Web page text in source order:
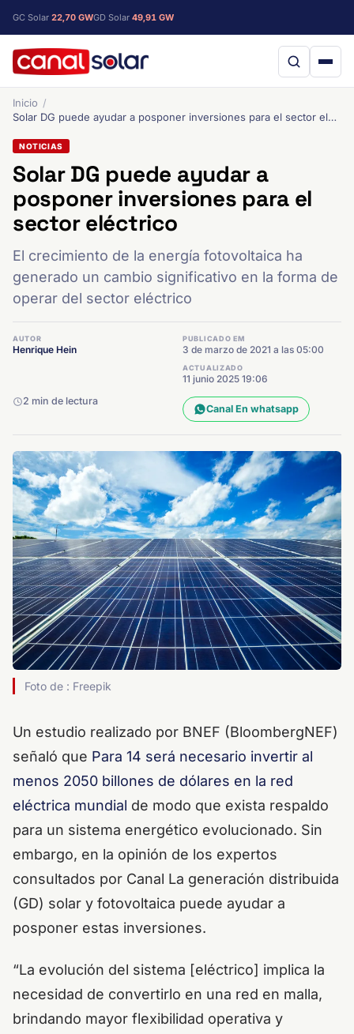
GC Solar 22,70 GWGD Solar 49,91 GW
Inicio
Solar DG puede ayudar a posponer inversiones para el sector eléctrico
NOTICIAS
Solar DG puede ayudar a
posponer inversiones para el
sector eléctrico
El crecimiento de la energía fotovoltaica ha
generado un cambio significativo en la forma de
operar del sector eléctrico
AUTOR
Henrique Hein
PUBLICADO EM
3 de marzo de 2021 a las 05:00
ACTUALIZADO
11 junio 2025 19:06
2 min de lectura
Canal En whatsapp
Foto de : Freepik
Un estudio realizado por BNEF (BloombergNEF)
señaló que Para 14 será necesario invertir al
menos 2050 billones de dólares en la red
eléctrica mundial de modo que exista respaldo
para un sistema energético evolucionado. Sin
embargo, en la opinión de los expertos
consultados por Canal La generación distribuida
(GD) solar y fotovoltaica puede ayudar a
posponer estas inversiones.
“La evolución del sistema [eléctrico] implica la
necesidad de convertirlo en una red en malla,
brindando mayor flexibilidad operativa y